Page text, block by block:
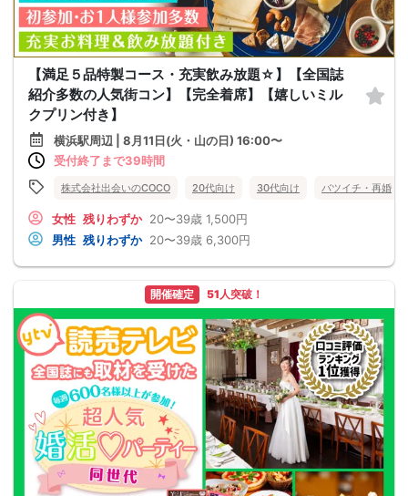
【満足５品特製コース・充実飲み放題☆】【全国誌
紹介多数の人気街コン】【完全着席】【嬉しいミル
クプリン付き】
横浜駅周辺 | 8月11日(火・山の日) 16:00〜
受付終了まで39時間
株式会社出会いのCOCO 20代向け 30代向け バツイチ・再婚
女性 残りわずか 20〜39歳 1,500円
男性 残りわずか 20〜39歳 6,300円
開催確定 51人突破！